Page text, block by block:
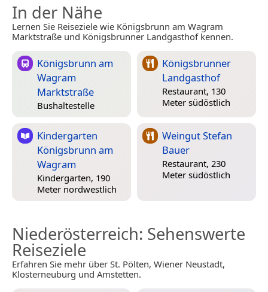
In der Nähe
Lernen Sie Reiseziele wie Königsbrunn am Wagram
Marktstraße und Königsbrunner Landgasthof kennen.
Königsbrunn am
Wagram
Marktstraße
Bushaltestelle
Königsbrunner
Landgasthof
Restaurant, 130
Meter südöstlich
Kindergarten
Königsbrunn am
Wagram
Kindergarten, 190
Meter nordwestlich
Weingut Stefan
Bauer
Restaurant, 230
Meter südöstlich
Niederösterreich: Sehenswerte
Reiseziele
Erfahren Sie mehr über St. Pölten, Wiener Neustadt,
Klosterneuburg und Amstetten.